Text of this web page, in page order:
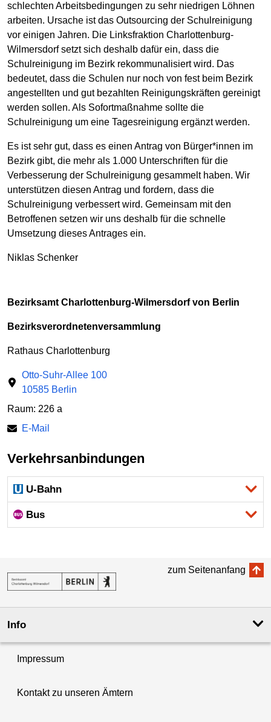
schlechten Arbeitsbedingungen zu sehr niedrigen Löhnen
arbeiten. Ursache ist das Outsourcing der Schulreinigung
vor einigen Jahren. Die Linksfraktion Charlottenburg-
Wilmersdorf setzt sich deshalb dafür ein, dass die
Schulreinigung im Bezirk rekommunalisiert wird. Das
bedeutet, dass die Schulen nur noch von fest beim Bezirk
angestellten und gut bezahlten Reinigungskräften gereinigt
werden sollen. Als Sofortmaßnahme sollte die
Schulreinigung um eine Tagesreinigung ergänzt werden.
Es ist sehr gut, dass es einen Antrag von Bürger*innen im
Bezirk gibt, die mehr als 1.000 Unterschriften für die
Verbesserung der Schulreinigung gesammelt haben. Wir
unterstützen diesen Antrag und fordern, dass die
Schulreinigung verbessert wird. Gemeinsam mit den
Betroffenen setzen wir uns deshalb für die schnelle
Umsetzung dieses Antrages ein.
Niklas Schenker
Bezirksamt Charlottenburg-Wilmersdorf von Berlin
Bezirksverordnetenversammlung
Rathaus Charlottenburg
Otto-Suhr-Allee 100
10585 Berlin
Raum: 226 a
E-Mail
Verkehrsanbindungen
U-Bahn
Bus
zum Seitenanfang
Info
Impressum
Kontakt zu unseren Ämtern